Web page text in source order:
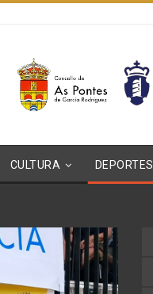
CULTURA DEPORTES